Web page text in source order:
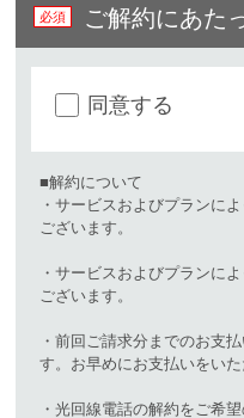
ご解約にあた
同意する
■解約について ​
・サービスおよびプランに
ございます。​
・サービスおよびプランに
ございます。 ​
・前回ご請求分までのお支
す。お早めにお支払いをい
・光回線電話の解約をご希